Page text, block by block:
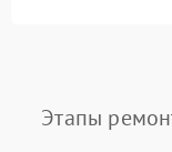
Этапы